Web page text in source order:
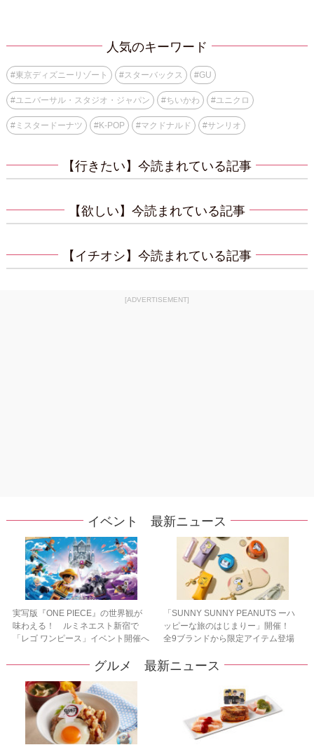
人気のキーワード
#東京ディズニーリゾート #スターバックス #GU
#ユニバーサル・スタジオ・ジャパン #ちいかわ #ユニクロ
#ミスタードーナツ #K-POP #マクドナルド #サンリオ
【行きたい】今読まれている記事
【欲しい】今読まれている記事
【イチオシ】今読まれている記事
[ADVERTISEMENT]
イベント 最新ニュース
実写版『ONE PIECE』の世界観が
味わえる！ ルミネエスト新宿で
「レゴ ワンピース」イベント開催へ
「SUNNY SUNNY PEANUTS ーハ
ッピーな旅のはじまりー」開催！
全9ブランドから限定アイテム登場
グルメ 最新ニュース